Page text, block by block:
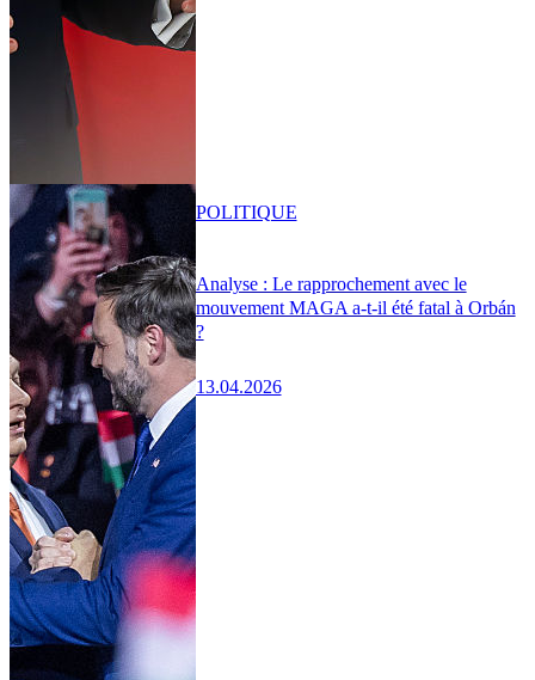
Analyse : Le rapprochement avec le
mouvement MAGA a-t-il été fatal à Orbán
?
13.04.2026
POLITIQUE